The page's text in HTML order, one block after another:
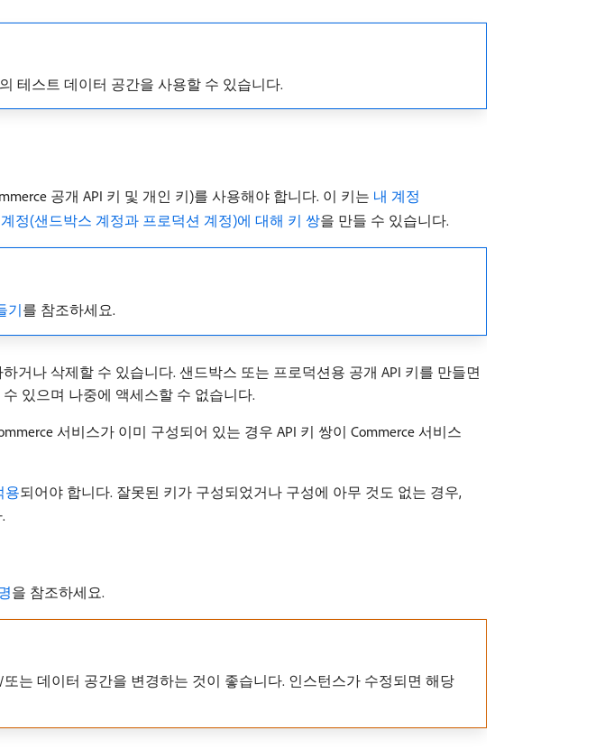
테스트 데이터 공간을 사용할 수 있습니다.
공개 API 키 및 개인 키)를 사용해야 합니다. 이 키는 내 계정
정(샌드박스 계정과 프로덕션 계정)에 대해 키 쌍을 만들 수 있습니다.
기를 참조하세요.
거나 삭제할 수 있습니다. 샌드박스 또는 프로덕션용 공개 API 키를 만들면
있으며 나중에 액세스할 수 없습니다.
서비스가 이미 구성되어 있는 경우 API 키 쌍이 Commerce 서비스
용되어야 합니다. 잘못된 키가 구성되었거나 구성에 아무 것도 없는 경우,
을 참조하세요.
는 데이터 공간을 변경하는 것이 좋습니다. 인스턴스가 수정되면 해당